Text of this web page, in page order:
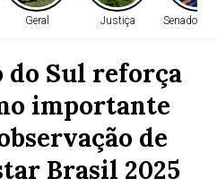
Geral Justiça Senado
do Sul reforça
importante
de
Brasil 2025